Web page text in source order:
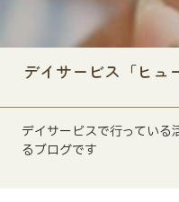
デイサービス「ヒュ
デイサービスで行っている
るブログです